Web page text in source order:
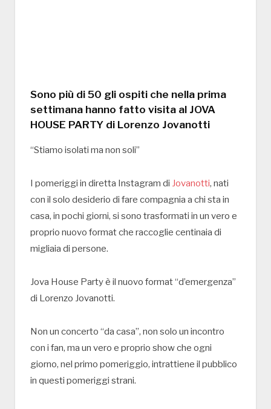
Sono più di 50 gli ospiti che nella prima
settimana hanno fatto visita al JOVA
HOUSE PARTY di Lorenzo Jovanotti
“Stiamo isolati ma non soli”
I pomeriggi in diretta Instagram di Jovanotti, nati
con il solo desiderio di fare compagnia a chi sta in
casa, in pochi giorni, si sono trasformati in un vero e
proprio nuovo format che raccoglie centinaia di
migliaia di persone.
Jova House Party è il nuovo format “d’emergenza”
di Lorenzo Jovanotti.
Non un concerto “da casa”, non solo un incontro
con i fan, ma un vero e proprio show che ogni
giorno, nel primo pomeriggio, intrattiene il pubblico
in questi pomeriggi strani.